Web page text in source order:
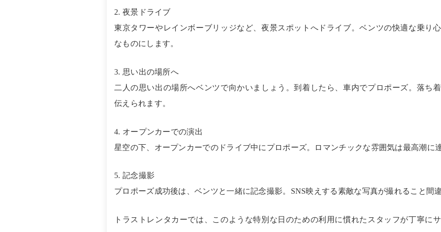
2. 夜景ドライブ
東京タワーやレインボーブリッジなど、夜景スポットへドライブ。ベンツの快適な乗り
なものにします。
3. 思い出の場所へ
二人の思い出の場所へベンツで向かいましょう。到着したら、車内でプロポーズ。落ち
伝えられます。
4. オープンカーでの演出
星空の下、オープンカーでのドライブ中にプロポーズ。ロマンチックな雰囲気は最高潮に
5. 記念撮影
プロポーズ成功後は、ベンツと一緒に記念撮影。SNS映えする素敵な写真が撮れること間
トラストレンタカーでは、このような特別な日のための利用に慣れたスタッフが丁寧に